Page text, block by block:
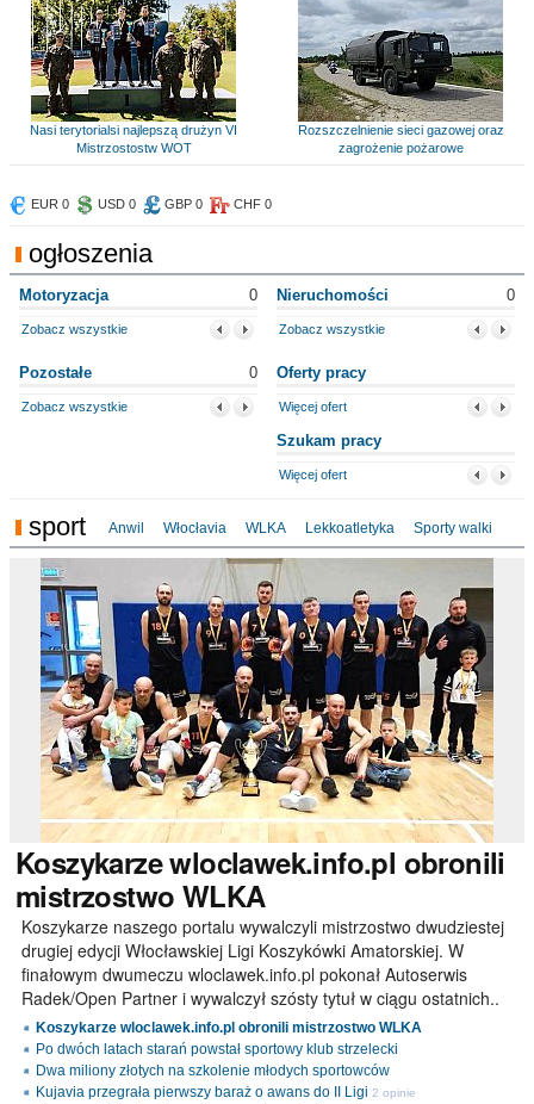
Nasi terytorialsi najlepszą drużyn VI
Mistrzostostw WOT
Rozszczelnienie sieci gazowej oraz
zagrożenie pożarowe
EUR 0 USD 0 GBP 0 CHF 0
ogłoszenia
Motoryzacja 0
Zobacz wszystkie
Nieruchomości 0
Zobacz wszystkie
Pozostałe 0
Zobacz wszystkie
Oferty pracy
Więcej ofert
Szukam pracy
Więcej ofert
sport Anwil Włocłavia WLKA Lekkoatletyka Sporty walki
Koszykarzewloclawek.info.pl obronili
mistrzostwo WLKA
Koszykarze naszego portalu wywalczyli mistrzostwo dwudziestej
drugiej edycji Włocławskiej Ligi Koszykówki Amatorskiej. W
finałowym dwumeczu wloclawek.info.pl pokonał Autoserwis
Radek/Open Partner i wywalczył szósty tytuł w ciągu ostatnich..
Koszykarze wloclawek.info.pl obronili mistrzostwo WLKA
Po dwóch latach starań powstał sportowy klub strzelecki
Dwa miliony złotych na szkolenie młodych sportowców
Kujavia przegrała pierwszy baraż o awans do II Ligi 2 opinie